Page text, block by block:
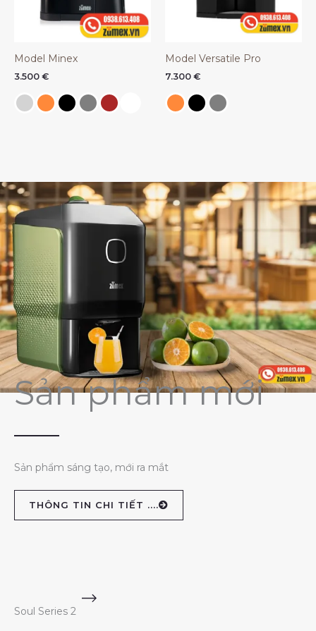
Model Minex
3.500 €
Model Versatile Pro
7.300 €
Sản phẩm mới
Sản phẩm sáng tạo, mới ra mắt
THÔNG TIN CHI TIẾT ....
Soul Series 2